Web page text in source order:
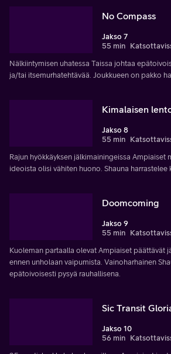
No Compass
Jakso 7
55 min
Nälkiintymisen uhatessa Taissa johtaa
ja/tai itsemurhatehtävää. Joukkueen on pakko
Kimalaisen
Jakso 8
55 min
Rajun hyökkäyksen jälkimainingeissa Ampiaiset
ideoista olisi vähiten huono. Shauna harrastelee
Doomcoming
Jakso 9
55 min
Kuoleman partaalla olevat Ampiaiset päättävät
ennen unholaan vaipumista. Vainoharhainen
epätoivoisesti pysyä rauhallisena.
Sic Transit
Jakso 10
56 min